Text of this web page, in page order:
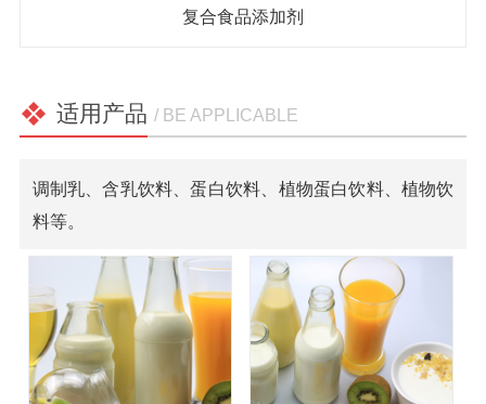
复合食品添加剂
适用产品 / BE APPLICABLE
调制乳、含乳饮料、蛋白饮料、植物蛋白饮料、植物饮
料等。